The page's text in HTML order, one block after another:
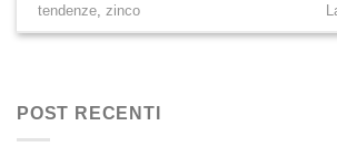
tendenze ,zinco
POST RECENTI